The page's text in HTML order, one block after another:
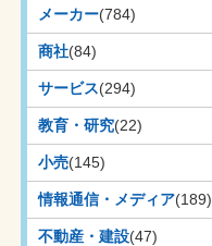
メーカー(784)
商社(84)
サービス(294)
教育・研究(22)
小売(145)
情報通信・メディア(189)
不動産・建設(47)